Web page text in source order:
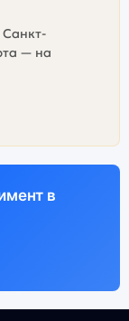
Санкт-
— на
в